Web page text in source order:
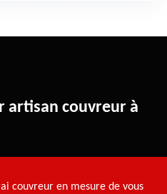
artisan couvreur à
couvreur en mesure de vous